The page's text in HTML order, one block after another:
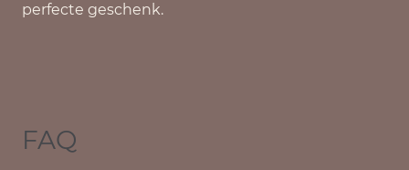
perfecte geschenk.
FAQ